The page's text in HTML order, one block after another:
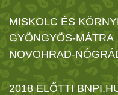
MISKOLC ÉS
GYÖNGYÖS-MÁTRA
NOVOHRAD-
2018 ELŐTTI